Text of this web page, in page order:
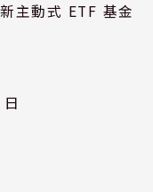
主動式 ETF 基金